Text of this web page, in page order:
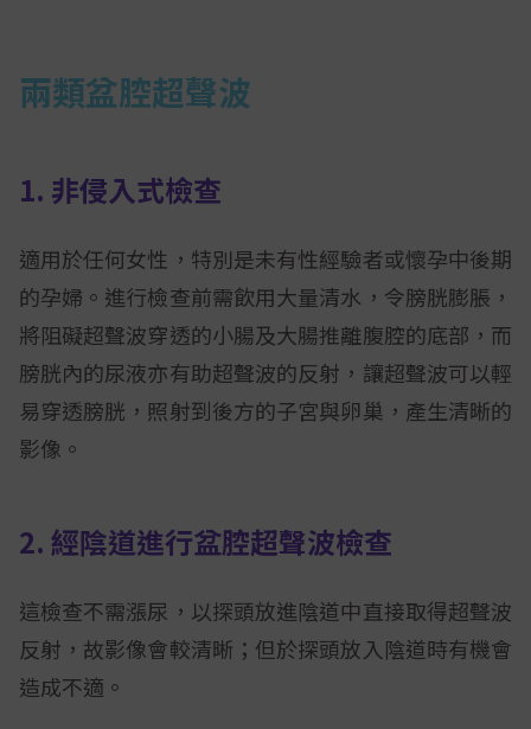
兩類盆腔超聲波
1. 非侵入式檢查
適用於任何女性，特別是未有性經驗者或懷孕中後期
的孕婦。進行檢查前需飲用大量清水，令膀胱膨脹，
將阻礙超聲波穿透的小腸及大腸推離腹腔的底部，而
膀胱內的尿液亦有助超聲波的反射，讓超聲波可以輕
易穿透膀胱，照射到後方的子宮與卵巢，產生清晰的
影像。
2. 經陰道進行盆腔超聲波檢查
這檢查不需漲尿，以探頭放進陰道中直接取得超聲波
反射，故影像會較清晰；但於探頭放入陰道時有機會
造成不適。